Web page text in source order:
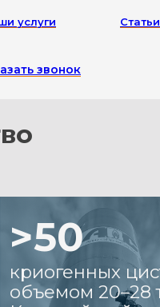
услуги Статьи
звонок
цистерн
20–28 тонн.
парк